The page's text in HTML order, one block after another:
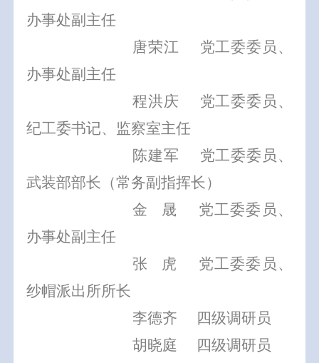
办事处副主任
唐荣江
党工委委员、
办事处副主任
程洪庆
党工委委员、
纪工委书记、监察室主任
陈建军
党工委委员、
武装部部长（常务副指挥长）
金
晟
党工委委员、
办事处副主任
张
虎
党工委委员、
纱帽派出所所长
李德齐
四级调研员
胡晓庭
四级调研员